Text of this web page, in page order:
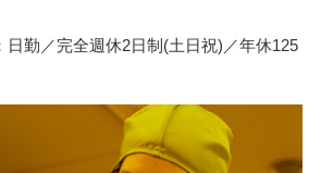
勤／完全週休2日制(土日祝)／年休125